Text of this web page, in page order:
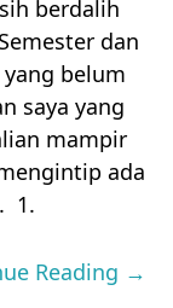
berdalih
dan
belum
saya yang
mampir
ada
1.
Reading →